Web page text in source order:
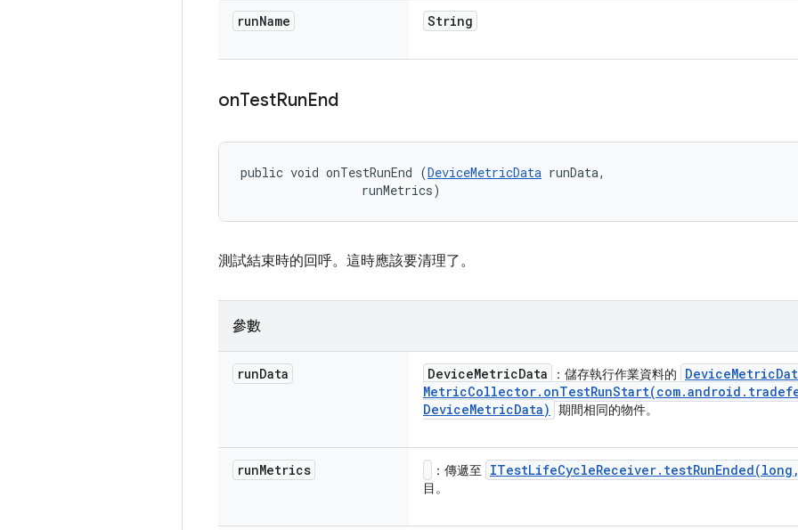
runName String
onTestRunEnd
public void onTestRunEnd (DeviceMetricData runData,
runMetrics)
測試結束時的回呼。這時應該要清理了。
參數
runData DeviceMetricData ：儲存執行作業資料的 DeviceMetric
MetricCollector. onTestRunStart(com.android .
DeviceMetricData) 期間相同的物件。
runMetrics ：傳遞至 ITestLifeCycleReceiver. testRunEnded(long
目。